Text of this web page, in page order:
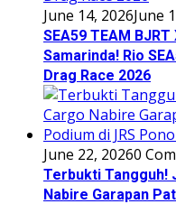
June 14, 2026June
SEA59 TEAM
Samarinda! Rio
Drag Race 2026
June 22, 20260
Terbukti Tangguh!
Nabire Garapan